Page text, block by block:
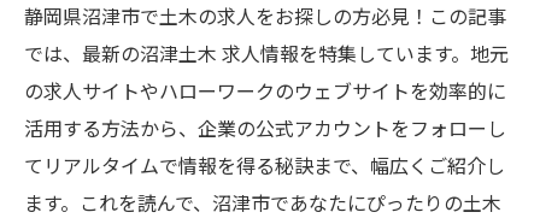
静岡県沼津市で土木の求人をお探しの方必見！この記事
では、最新の沼津土木 求人情報を特集しています。地元
の求人サイトやハローワークのウェブサイトを効率的に
活用する方法から、企業の公式アカウントをフォローし
てリアルタイムで情報を得る秘訣まで、幅広くご紹介し
ます。これを読んで、沼津市であなたにぴったりの土木